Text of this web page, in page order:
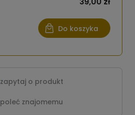
Do koszyka
zapytaj o produkt
poleć znajomemu